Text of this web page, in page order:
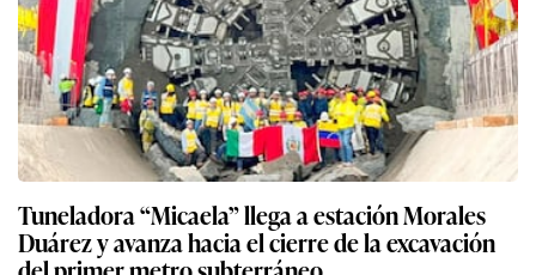
Tuneladora “Micaela” llega a estación Morales
Duárez y avanza hacia el cierre de la excavación